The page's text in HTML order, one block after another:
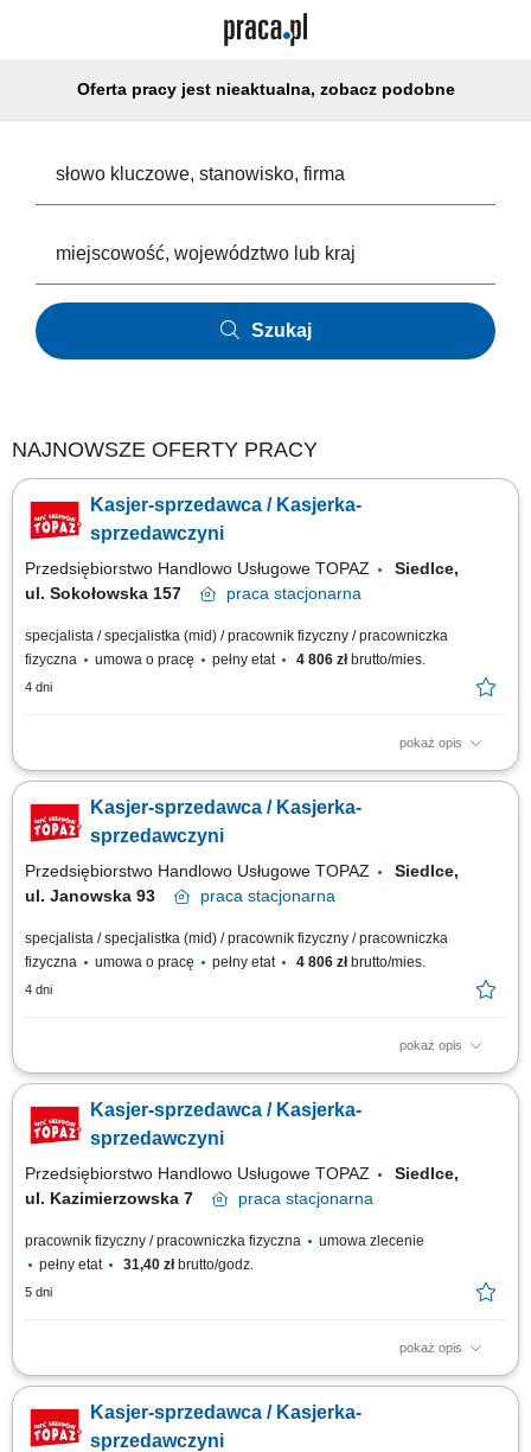
Oferta pracy jest nieaktualna, zobacz podobne
Szukaj
NAJNOWSZE OFERTY PRACY
Kasjer-sprzedawca / Kasjerka-
sprzedawczyni
Przedsiębiorstwo Handlowo Usługowe TOPAZ
Siedlce,
ul. Sokołowska 157
praca stacjonarna
specjalista / specjalistka (mid) / pracownik fizyczny / pracowniczka
fizyczna
umowa o pracę pełny etat 4 806 złbrutto/mies.
4 dni
pokaż opis
Twoje główne zadania: zapewnienie profesjonalnej obsługi Klientów
właściwą ekspozycję produktów monitorowanie terminów przydatności do
spożycia
Kasjer-sprzedawca / Kasjerka-
sprzedawczyni
Przedsiębiorstwo Handlowo Usługowe TOPAZ
Siedlce,
ul. Janowska 93
praca stacjonarna
specjalista / specjalistka (mid) / pracownik fizyczny / pracowniczka
fizyczna
umowa o pracę pełny etat 4 806 złbrutto/mies.
4 dni
pokaż opis
Twoje główne zadania: zapewnienie profesjonalnej obsługi Klientów
właściwą ekspozycję produktów monitorowanie terminów przydatności do
spożycia
Kasjer-sprzedawca / Kasjerka-
sprzedawczyni
Przedsiębiorstwo Handlowo Usługowe TOPAZ
Siedlce,
ul. Kazimierzowska 7
praca stacjonarna
pracownik fizyczny / pracowniczka fizyczna
umowa zlecenie
pełny etat
31,40 złbrutto/godz.
5 dni
pokaż opis
Twoje główne zadania: zapewnienie profesjonalnej obsługi Klientów
właściwą ekspozycję produktów monitorowanie terminów przydatności do
spożycia
Kasjer-sprzedawca / Kasjerka-
sprzedawczyni